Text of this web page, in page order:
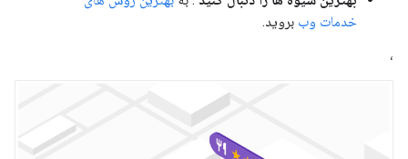
خدمات وب بروید.
،